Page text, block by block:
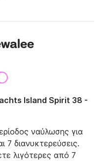
Island Spirit 38 -
ναύλωσης για
7 διανυκτερεύσεις.
λιγότερες από 7